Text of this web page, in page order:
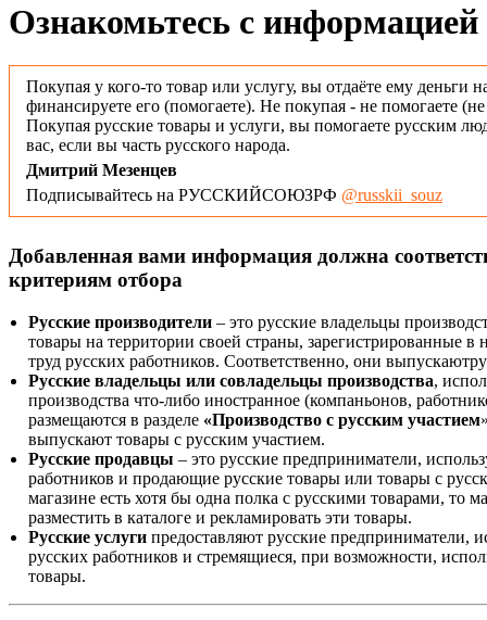
Ознакомьтесь с информацией
Покупая у кого-то товар или услугу, вы отдаёте ему деньги
финансируете его (помогаете). Не покупая - не помогаете
Покупая русские товары и услуги, вы помогаете русским
вас, если вы часть русского народа.
Дмитрий Мезенцев
Подписывайтесь на РУССКИЙСОЮЗРФ @russkii_souz
Добавленная вами информация должна
критериям отбора
Русские производители – это русские владельцы
товары на территории своей страны, зарегистрированные
труд русских работников. Соответственно, они
Русские владельцы или совладельцы производства,
производства что-либо иностранное (компаньонов,
размещаются в разделе «Производство с русским участием
выпускают товары с русским участием.
Русские продавцы – это русские предприниматели,
работников и продающие русские товары или товары с
магазине есть хотя бы одна полка с русскими товарами, то
разместить в каталоге и рекламировать эти товары.
Русские услуги предоставляют русские предприниматели,
русских работников и стремящиеся, при возможности,
товары.